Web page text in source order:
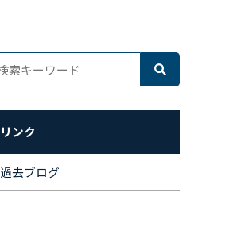
リンク
過去ブログ